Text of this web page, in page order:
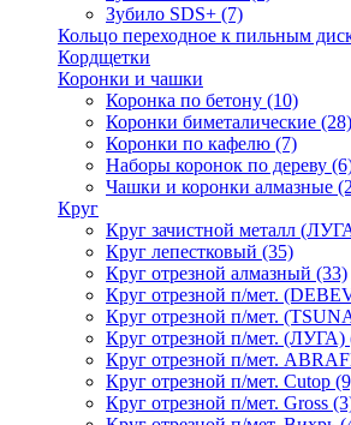
Зубило SDS+ (7)
Кольцо переходное к пильным
Кордщетки
Коронки и чашки
Коронка по бетону (10)
Коронки биметалические (28)
Коронки по кафелю (7)
Наборы коронок по дереву
Чашки и коронки алмазные
Круг
Круг зачистной металл
Круг лепестковый (35)
Круг отрезной алмазный (33)
Круг отрезной п/мет.
Круг отрезной п/мет.
Круг отрезной п/мет. (ЛУГА)
Круг отрезной п/мет.
Круг отрезной п/мет. Cutop
Круг отрезной п/мет. Gross